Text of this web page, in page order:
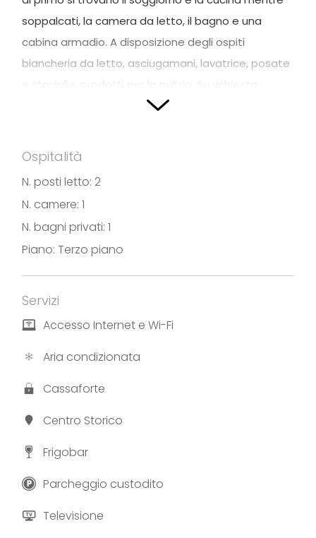
soppalcati, la camera da letto, il bagno e una
cabina armadio. A disposizione degli ospiti
biancheria da letto, asciugamani, lavatrice, posate
disponibile gratis un lettino da campeggio per
cm). E’ richiesto un soggiorno minimo di 2 notti.
Fotografie e testi forniti dall’appartamento “Casa
Marina”
Ospitalità
N. posti letto: 2
N. camere: 1
N. bagni privati: 1
Piano: Terzo piano
Servizi
Accesso Internet e Wi-Fi
Aria condizionata
Cassaforte
Centro Storico
Frigobar
Parcheggio custodito
Televisione